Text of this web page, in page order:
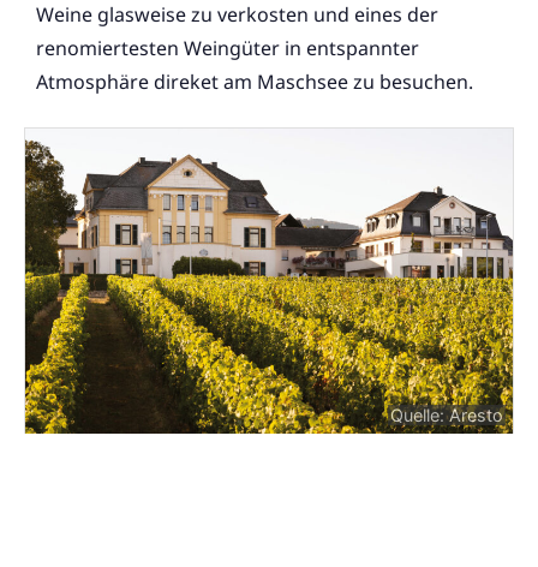
Weine glasweise zu verkosten und eines der
renomiertesten Weingüter in entspannter
Atmosphäre direket am Maschsee zu besuchen.
Quelle: Aresto